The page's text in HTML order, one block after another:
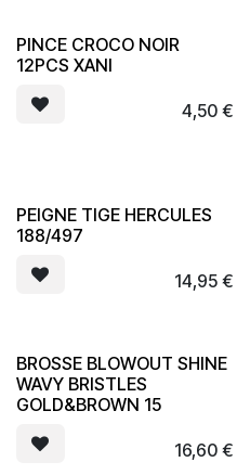
PINCE CROCO NOIR
12PCS XANI
4,50€
PEIGNE TIGE HERCULES
188/497
14,95€
BROSSE BLOWOUT SHINE
WAVY BRISTLES
GOLD&BROWN 15
16,60€